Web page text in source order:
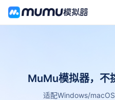
MuMu模拟器，不
适配Windows/